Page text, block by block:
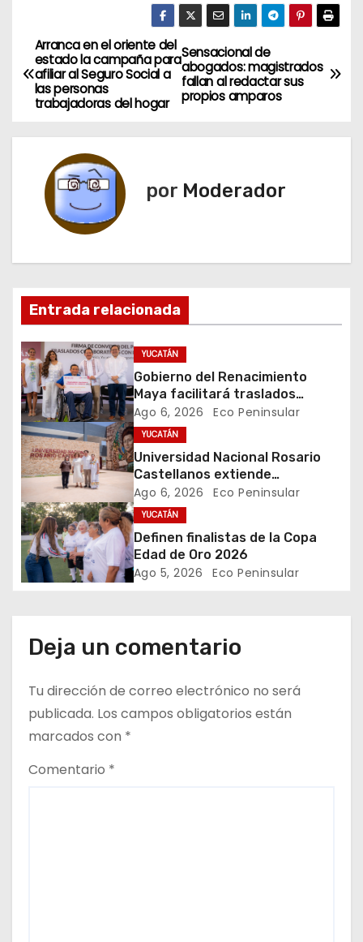
N
a
c
i
ó
n
d
e
e
n
t
r
d
s
Sensacional de
abogados: magistrados
fallan al redactar sus
propios amparos
Arranca en el oriente del
estado la campaña para
afiliar al Seguro Social a
las personas
trabajadoras del hogar
por Moderador
Entrada relacionada
YUCATÁN
Gobierno del Renacimiento
Maya facilitará traslados
gratuitos para usuarias y
usuarios del CREE
Ago 6, 2026 Eco Peninsular
YUCATÁN
Universidad Nacional Rosario
Castellanos extiende
convocatoria de ingreso al 31 de
agosto
Ago 6, 2026 Eco Peninsular
YUCATÁN
Definen finalistas de la Copa
Edad de Oro 2026
Ago 5, 2026 Eco Peninsular
Deja un comentario
Tu dirección de correo electrónico no será
publicada. Los campos obligatorios están
marcados con *
Comentario *